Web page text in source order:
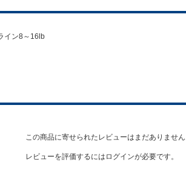
イン8～16lb
この商品に寄せられたレビューはまだありません
レビューを評価するには ログインが必要です。